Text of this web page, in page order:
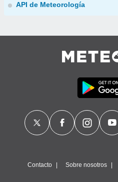
API de Meteorología
Contacto Sobre nosotros